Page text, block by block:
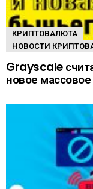
КРИПТОВАЛЮТА
НОВОСТИ
Grayscale
новое